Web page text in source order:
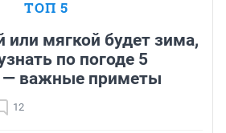
ТОП 5
или мягкой будет зима,
по погоде 5
— важные приметы
12